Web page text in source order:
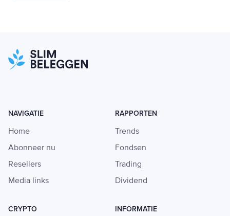
NAVIGATIE
Home
Abonneer nu
Resellers
Media links
RAPPORTEN
Trends
Fondsen
Trading
Dividend
CRYPTO INFORMATIE